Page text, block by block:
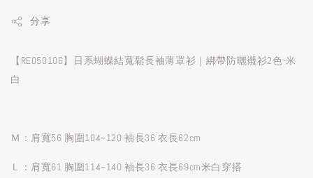
分享
【RE050106】日系蝴蝶結寬鬆長袖薄罩衫｜綁帶防曬襯衫2色-米
白
Ｍ：肩寬56 胸圍104~120 袖長36 衣長62cm
Ｌ：肩寬61 胸圍114~140 袖長36 衣長69cm米白穿搭